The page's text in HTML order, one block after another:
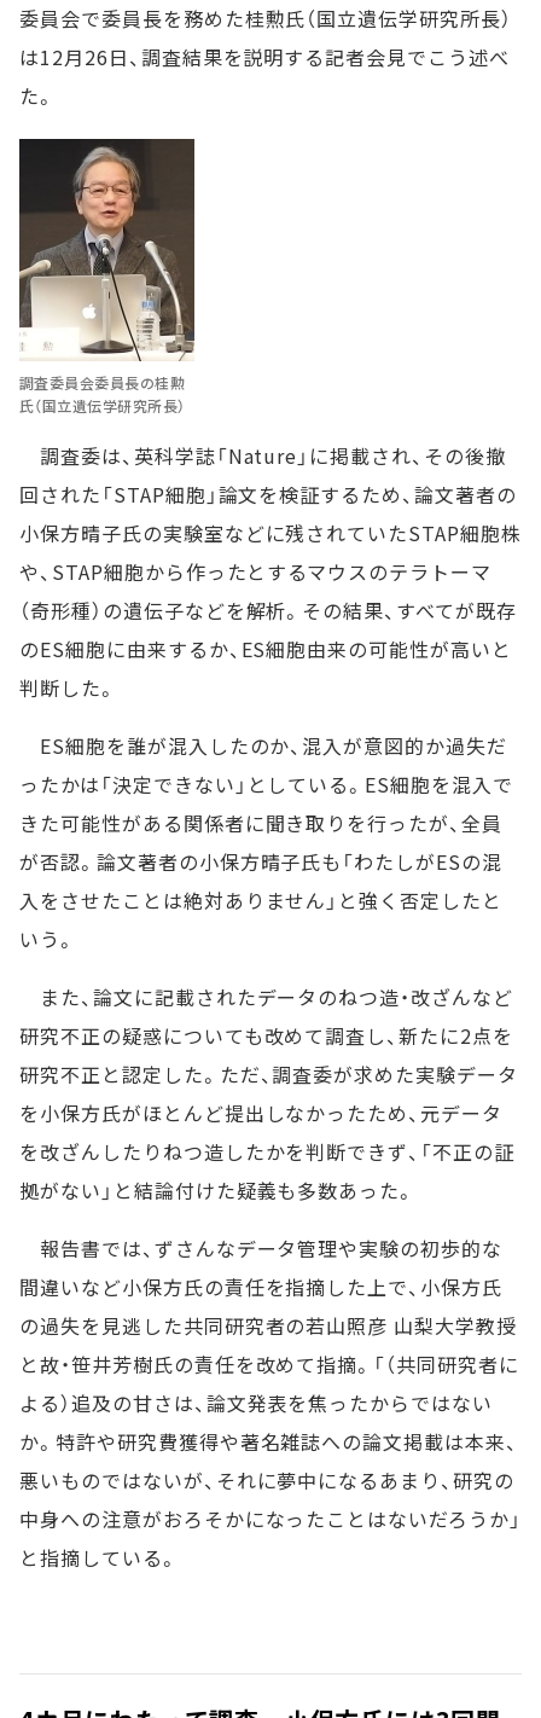
委員会で委員長を務めた桂勲氏（国立遺伝学研究所長）
は12月26日、調査結果を説明する記者会見でこう述べ
た。
調査委員会委員長の桂勲
氏（国立遺伝学研究所長）
調査委は、英科学誌「Nature」に掲載され、その後撤
回された「STAP細胞」論文を検証するため、論文著者の
小保方晴子氏の実験室などに残されていたSTAP細胞株
や、STAP細胞から作ったとするマウスのテラトーマ
（奇形種）の遺伝子などを解析。その結果、すべてが既存
のES細胞に由来するか、ES細胞由来の可能性が高いと
判断した。
ES細胞を誰が混入したのか、混入が意図的か過失だ
ったかは「決定できない」としている。ES細胞を混入で
きた可能性がある関係者に聞き取りを行ったが、全員
が否認。論文著者の小保方晴子氏も「わたしがESの混
入をさせたことは絶対ありません」と強く否定したと
いう。
また、論文に記載されたデータのねつ造・改ざんなど
研究不正の疑惑についても改めて調査し、新たに2点を
研究不正と認定した。ただ、調査委が求めた実験データ
を小保方氏がほとんど提出しなかったため、元データ
を改ざんしたりねつ造したかを判断できず、「不正の証
拠がない」と結論付けた疑義も多数あった。
報告書では、ずさんなデータ管理や実験の初歩的な
間違いなど小保方氏の責任を指摘した上で、小保方氏
の過失を見逃した共同研究者の若山照彦 山梨大学教授
と故・笹井芳樹氏の責任を改めて指摘。「（共同研究者に
よる）追及の甘さは、論文発表を焦ったからではない
か。特許や研究費獲得や著名雑誌への論文掲載は本来、
悪いものではないが、それに夢中になるあまり、研究の
中身への注意がおろそかになったことはないだろうか」
と指摘している。